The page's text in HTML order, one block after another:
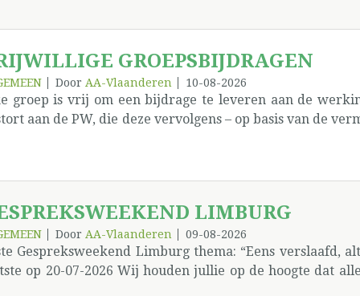
nummer 4! › De redactie
GROEPSBIJDRAGEN
Door AA-Vlaanderen 10-08-2026
groep is vrij om een bijdrage te leveren aan de
aan de PW, die deze vervolgens – op basis van de
een storting van €40 aan de PW (met mededeling):
bijdrage €20 Groep ‘De Dronkaards’ – bijdrage
LIMBURG
Door AA-Vlaanderen 09-08-2026
Gespreksweekend Limburg thema: “Eens
op 20-07-2026 Wij houden jullie op de hoogte dat